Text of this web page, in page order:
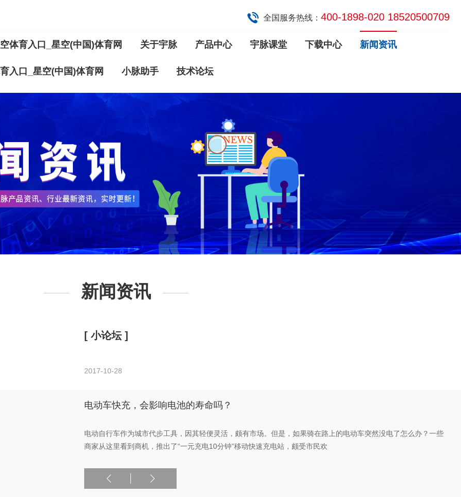
全国服务热线： 400-1898-020 18520500709
体育入口_星空(中国)体育网 关于宇脉 产品中心 宇脉课堂 下载中心 新闻资讯
入口_星空(中国)体育网 小脉助手 技术论坛
新闻资讯
[ 小论坛 ]
2017-10-28
电动车快充，会影响电池的寿命吗？
电动自行车作为城市代步工具，因其轻便灵活，颇有市场。但是，如果骑在路上的电动车突然没电了怎么办？一些
商家从这里看到商机，推出了“一元充电10分钟”移动快速充电站，颇受市民欢